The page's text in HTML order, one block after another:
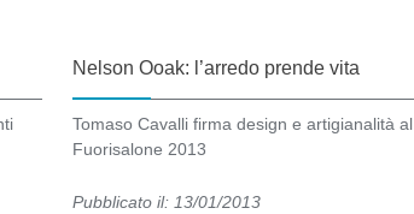
Nelson Ooak: l’arredo prende vita
Tomaso Cavalli firma design e artigianalità al
Fuorisalone 2013
Pubblicato il: 13/01/2013